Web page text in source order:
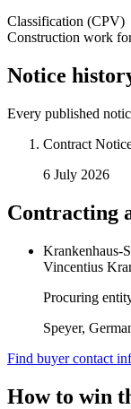
Classification (CPV)
Construction work
Notice
Every published
Contract
6 July 2026
Contracting
Krankenhaus-
Vincentius
Procuring
Speyer,
Find buyer contact
How to win